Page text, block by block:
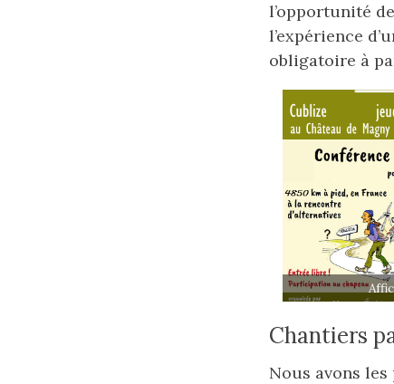
l’opportunité
l’expérience
obligatoire à
Chantiers
Nous avons